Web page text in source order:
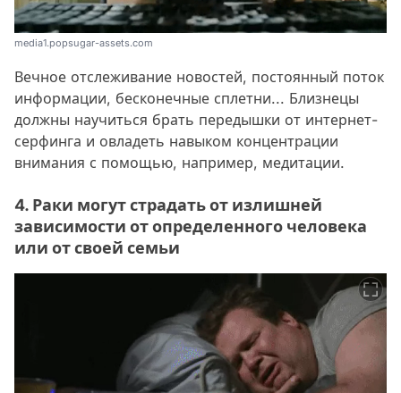
media1.popsugar-assets.com
Вечное отслеживание новостей, постоянный поток
информации, бесконечные сплетни... Близнецы
должны научиться брать передышки от интернет-
серфинга и овладеть навыком концентрации
внимания с помощью, например, медитации.
4. Раки могут страдать от излишней
зависимости от определенного человека
или от своей семьи